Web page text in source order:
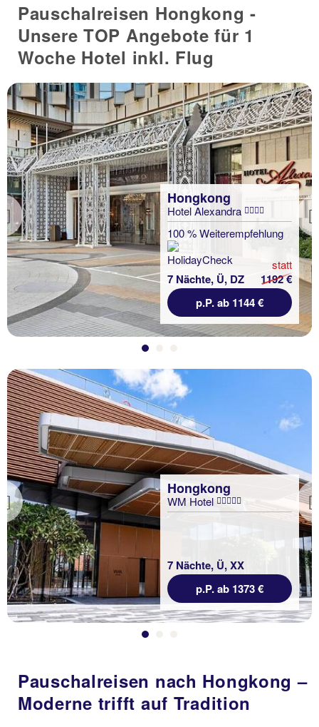
Pauschalreisen Hongkong -
Unsere TOP Angebote für 1
Woche Hotel inkl. Flug
Previous
Hongkong
Hotel Alexandra
100 % Weiterempfehlung
7 Nächte, Ü, DZ
statt
1192 €
p.P. ab 1144 €
Previous
Hongkong
WM Hotel
7 Nächte, Ü, XX
p.P. ab 1373 €
Pauschalreisen nach Hongkong –
Moderne trifft auf Tradition